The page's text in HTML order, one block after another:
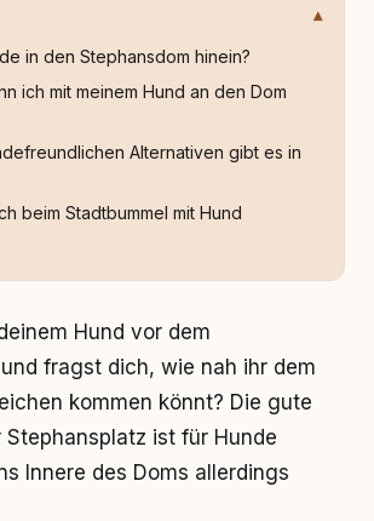
in den Stephansdom hinein?
ich mit meinem Hund an den Dom
Alternativen gibt es in
beim Stadtbummel mit Hund
Hund vor dem
fragst dich, wie nah ihr dem
kommen könnt? Die gute
Stephansplatz ist für Hunde
Innere des Doms allerdings